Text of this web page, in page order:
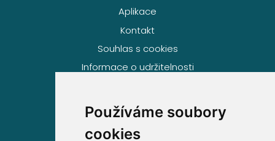
Používáme soubory
cookies
Aplikace
Kontakt
Souhlas s cookies
Informace o udržitelnosti
Volejte zdarma na